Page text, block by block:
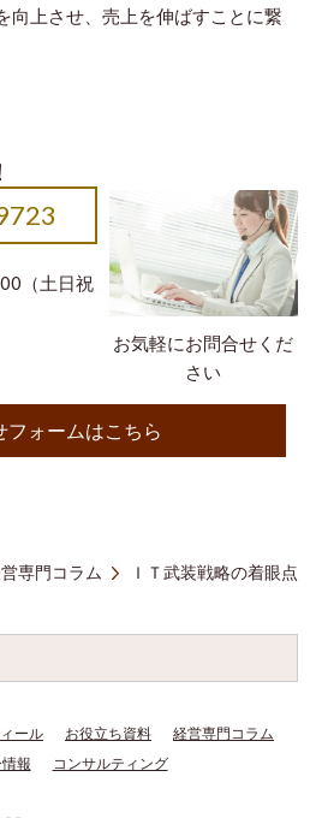
向上させ、売上を伸ばすことに繋
お気軽にお問合せくだ
さい
（土日祝
フォームはこちら
専門コラム ＩＴ武装戦略の着眼点
ール お役立ち資料
経営専門コラム
報
コンサルティング